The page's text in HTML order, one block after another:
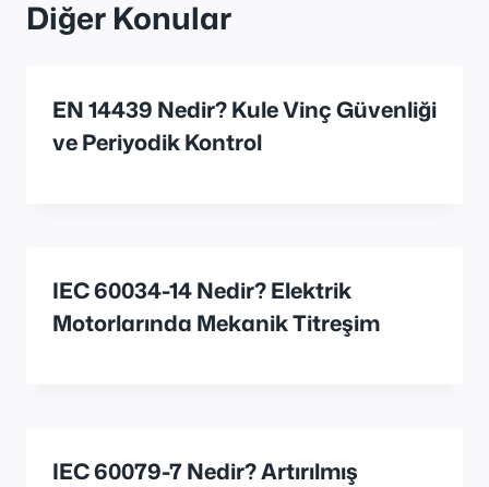
Diğer Konular
EN 14439 Nedir? Kule Vinç Güvenliği
ve Periyodik Kontrol
IEC 60034-14 Nedir? Elektrik
Motorlarında Mekanik Titreşim
IEC 60079-7 Nedir? Artırılmış